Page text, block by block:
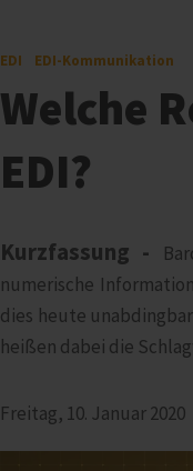
EDI EDI-Kommunikation
Welche
EDI?
Kurzfassung -
numerische
dies heute
heißen dabei die
Freitag, 10. Januar 2020